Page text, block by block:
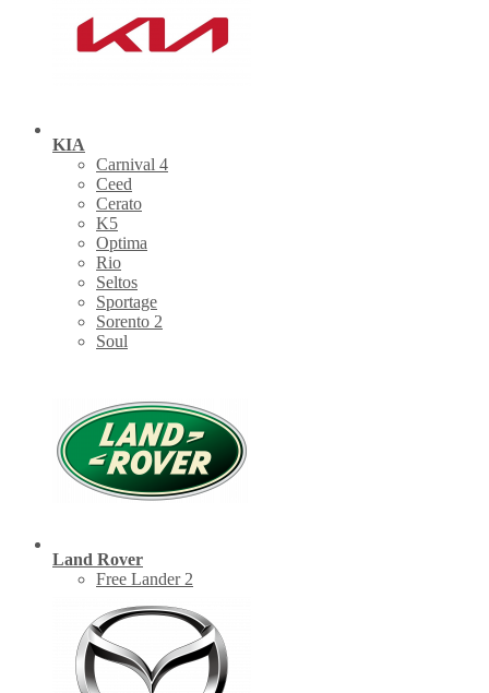
KIA
Carnival 4
Ceed
Cerato
K5
Optima
Rio
Seltos
Sportage
Sorento 2
Soul
Land Rover
Free Lander 2